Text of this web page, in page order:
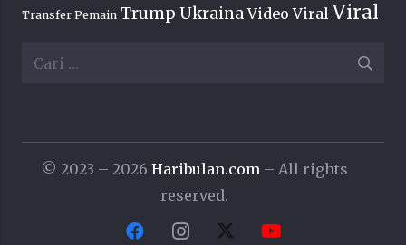
Transfer Pemain Trump Ukraina Video Viral Viral
Cari
© 2023 – 2026 Haribulan.com – All rights
reserved.